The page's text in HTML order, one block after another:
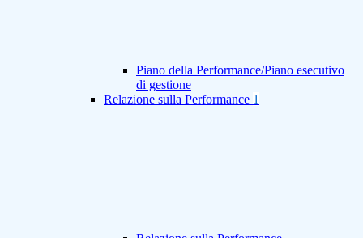
Piano della Performance/Piano esecutivo
di gestione
Relazione sulla Performance 1